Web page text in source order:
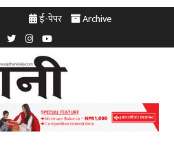
ई-पेपर Archive